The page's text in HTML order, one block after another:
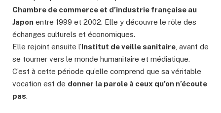
Chambre de commerce et d’industrie française au
Japon entre 1999 et 2002. Elle y découvre le rôle des
échanges culturels et économiques.
Elle rejoint ensuite l’Institut de veille sanitaire , avant de
se tourner vers le monde humanitaire et médiatique.
C’est à cette période qu’elle comprend que sa véritable
vocation est de donner la parole à ceux qu’on n’écoute
pas.